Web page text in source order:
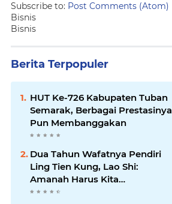
Subscribe to: Post Comments (Atom)
Bisnis
Bisnis
Berita Terpopuler
HUT Ke-726 Kabupaten Tuban
Semarak, Berbagai Prestasinya
Pun Membanggakan
Dua Tahun Wafatnya Pendiri
Ling Tien Kung, Lao Shi:
Amanah Harus Kita
Laksanakan!